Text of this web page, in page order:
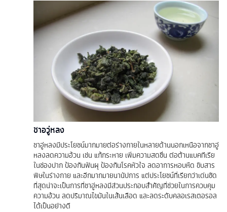
ชาอวู่หลง
ชาอู่หลงมีประโยชน์มากมายต่อร่างกายในหลายด้านนอกเหนือจากชาอู่
หลงลดความอ้วน เช่น แก้กระหาย เพิ่มความสดชื่น ต่อต้านแบคทีเรีย
ในช่องปาก ป้องกันฟันผุ ป้องกันโรคหัวใจ ลดอาการหอบหืด ขับสาร
พิษในร่างกาย และอีกมากมายนานัปการ แต่ประโยชน์ที่เรียกว่าเด่นชัด
ที่สุดน่าจะเป็นการที่ชาอู่หลงมีส่วนประกอบสำคัญที่ช่วยในการควบคุม
ความอ้วน ลดปริมาณไขมันในเส้นเลือด และลดระดับคลอเรสเตอรอล
ได้เป็นอย่างดี